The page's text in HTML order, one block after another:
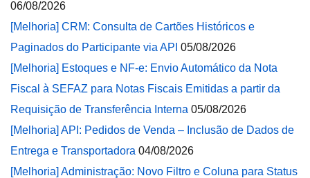
06/08/2026
[Melhoria] CRM: Consulta de Cartões Históricos e
Paginados do Participante via API 05/08/2026
[Melhoria] Estoques e NF-e: Envio Automático da Nota
Fiscal à SEFAZ para Notas Fiscais Emitidas a partir da
Requisição de Transferência Interna 05/08/2026
[Melhoria] API: Pedidos de Venda – Inclusão de Dados de
Entrega e Transportadora 04/08/2026
[Melhoria] Administração: Novo Filtro e Coluna para Status